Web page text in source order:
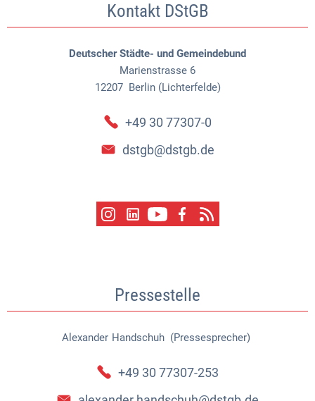
Kontakt DStGB
Deutscher Städte- und Gemeindebund
Marienstrasse 6
12207 Berlin (Lichterfelde)
+49 30 77307-0
dstgb@dstgb.de
Pressestelle
Alexander Handschuh (Pressesprecher)
Alexander Handschuh
+49 30 77307-253